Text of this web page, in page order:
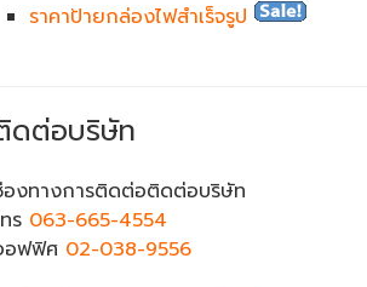
ราคาป้ายกล่องไฟสำเร็จรูป
ดต่อบริษัท
องทางการติดต่อติดต่อบริษัท
ร 063-665-4554
อฟฟิศ 02-038-9556